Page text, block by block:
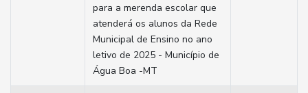
para a merenda escolar que
atenderá os alunos da Rede
Municipal de Ensino no ano
letivo de 2025 - Município de
Água Boa -MT